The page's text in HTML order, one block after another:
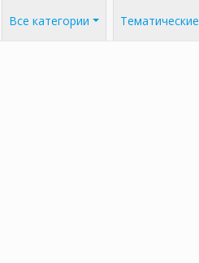
Все категории